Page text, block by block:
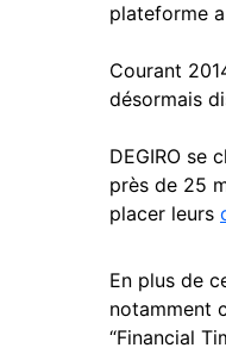
plateforme
Courant
désormais
DEGIRO se
près de 25
placer leurs
En plus de
notamment
“Financial